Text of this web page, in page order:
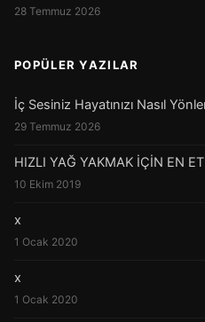
28 Temmuz 2026
POPÜLER YAZILAR
İç Sesiniz Hayatınızı Nasıl
29 Temmuz 2026
HIZLI YAĞ YAKMAK İÇİN EN
10 Ekim 2019
x
1 Ocak 2020
x
1 Ocak 2020